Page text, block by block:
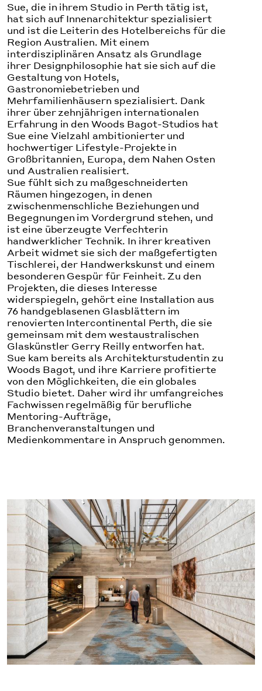
Sue, die in ihrem Studio in Perth tätig ist,
hat sich auf Innenarchitektur spezialisiert
und ist die Leiterin des Hotelbereichs für die
Region Australien. Mit einem
interdisziplinären Ansatz als Grundlage
ihrer Designphilosophie hat sie sich auf die
Gestaltung von Hotels,
Gastronomiebetrieben und
Mehrfamilienhäusern spezialisiert. Dank
ihrer über zehnjährigen internationalen
Erfahrung in den Woods Bagot-Studios hat
Sue eine Vielzahl ambitionierter und
hochwertiger Lifestyle-Projekte in
Großbritannien, Europa, dem Nahen Osten
und Australien realisiert.
Sue fühlt sich zu maßgeschneiderten
Räumen hingezogen, in denen
zwischenmenschliche Beziehungen und
Begegnungen im Vordergrund stehen, und
ist eine überzeugte Verfechterin
handwerklicher Technik. In ihrer kreativen
Arbeit widmet sie sich der maßgefertigten
Tischlerei, der Handwerkskunst und einem
besonderen Gespür für Feinheit. Zu den
Projekten, die dieses Interesse
widerspiegeln, gehört eine Installation aus
76 handgeblasenen Glasblättern im
renovierten Intercontinental Perth, die sie
gemeinsam mit dem westaustralischen
Glaskünstler Gerry Reilly entworfen hat.
Sue kam bereits als Architekturstudentin zu
Woods Bagot, und ihre Karriere profitierte
von den Möglichkeiten, die ein globales
Studio bietet. Daher wird ihr umfangreiches
Fachwissen regelmäßig für berufliche
Mentoring-Aufträge,
Branchenveranstaltungen und
Medienkommentare in Anspruch genommen.